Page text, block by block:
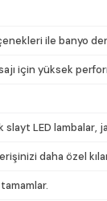
ile banyo
için yüksek
slayt LED lambalar,
daha özel